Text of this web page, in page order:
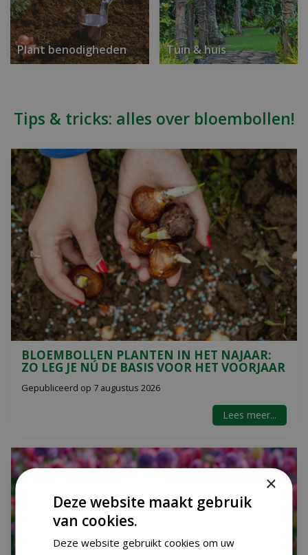
Plant benodigheden Tuin & huis
Tips & tricks: alles over bloembollen!
BLOEMBOLLEN PLANTEN IN HET NAJAAR:
ZO LEG JE NÚ DE BASIS VOOR HET VOORJAAR
Gepubliceerd op 7 augustus 2026
Lees meer...
×
Deze website maakt gebruik
van cookies.
Deze website gebruikt cookies om uw